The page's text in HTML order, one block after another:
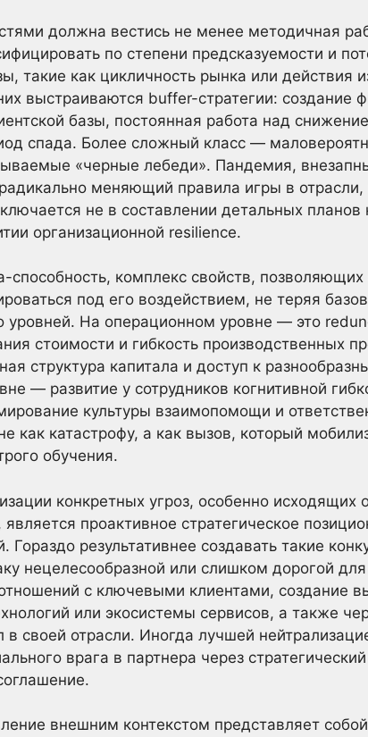
должна вестись не менее методичная
по степени предсказуемости и
такие как цикличность рынка или действия
выстраиваются buffer-стратегии: создание
базы, постоянная работа над
спада. Более сложный класс —
«черные лебеди». Пандемия,
меняющий правила игры в
не в составлении детальных
организационной resilience.
способность, комплекс свойств,
под его воздействием, не теряя
уровней. На операционном уровне — это
стоимости и гибкость производственных
структура капитала и доступ к
— развитие у сотрудников когнитивной
культуры взаимопомощи и
как катастрофу, а как вызов, который
обучения.
конкретных угроз, особенно исходящих
проактивное стратегическое
результативнее создавать такие
нецелесообразной или слишком дорогой
с ключевыми клиентами, создание
или экосистемы сервисов, а также
своей отрасли. Иногда лучшей
врага в партнера через
внешним контекстом представляет